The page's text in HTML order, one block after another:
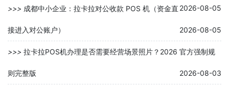
2026-08-05
>>> 成都中小企业：拉卡拉对公收款 POS 机（资金直
接进入对公账户） 2026-08-05
>>> 拉卡拉POS机办理是否需要经营场景照片？2026 官方强制规
则完整版 2026-08-03